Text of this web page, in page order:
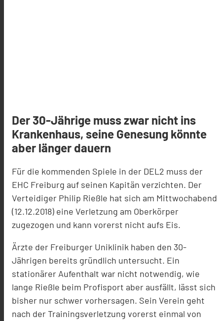
Der 30-Jährige muss zwar nicht ins
Krankenhaus, seine Genesung könnte
aber länger dauern
Für die kommenden Spiele in der DEL2 muss der
EHC Freiburg auf seinen Kapitän verzichten. Der
Verteidiger Philip Rießle hat sich am Mittwochabend
(12.12.2018) eine Verletzung am Oberkörper
zugezogen und kann vorerst nicht aufs Eis.
Ärzte der Freiburger Uniklinik haben den 30-
Jährigen bereits gründlich untersucht. Ein
stationärer Aufenthalt war nicht notwendig, wie
lange Rießle beim Profisport aber ausfällt, lässt sich
bisher nur schwer vorhersagen. Sein Verein geht
nach der Trainingsverletzung vorerst einmal von